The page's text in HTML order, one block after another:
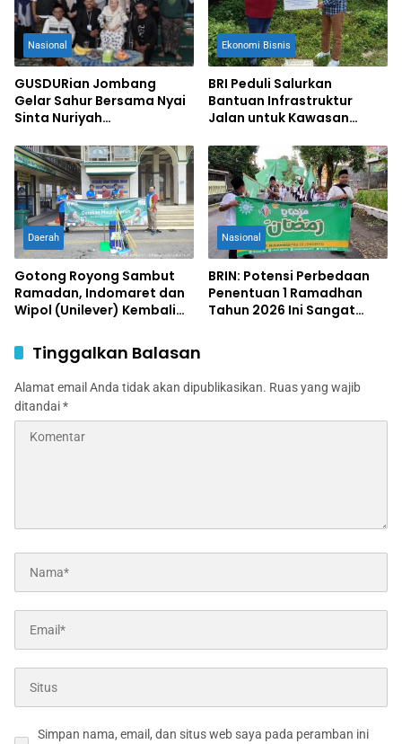
Nasional
GUSDURian Jombang
Gelar Sahur Bersama Nyai
Sinta Nuriyah
Ekonomi Bisnis
BRI Peduli Salurkan
Bantuan Infrastruktur
Jalan untuk Kawasan
Gondangmanis Jombang
Daerah
Gotong Royong Sambut
Ramadan, Indomaret dan
Wipol (Unilever) Kembali
Bersih 2026
Nasional
BRIN: Potensi Perbedaan
Penentuan 1 Ramadhan
Tahun 2026 Ini Sangat
Tinggalkan Balasan
Alamat email Anda tidak akan dipublikasikan. Ruas yang wajib
ditandai*
Simpan nama, email, dan situs web saya pada peramban ini